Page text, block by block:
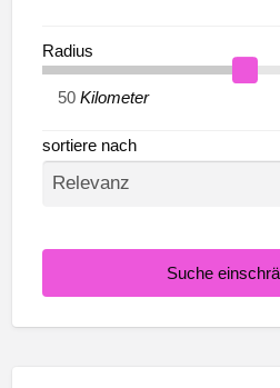
Radius
Kilometer
sortiere nach
Suche